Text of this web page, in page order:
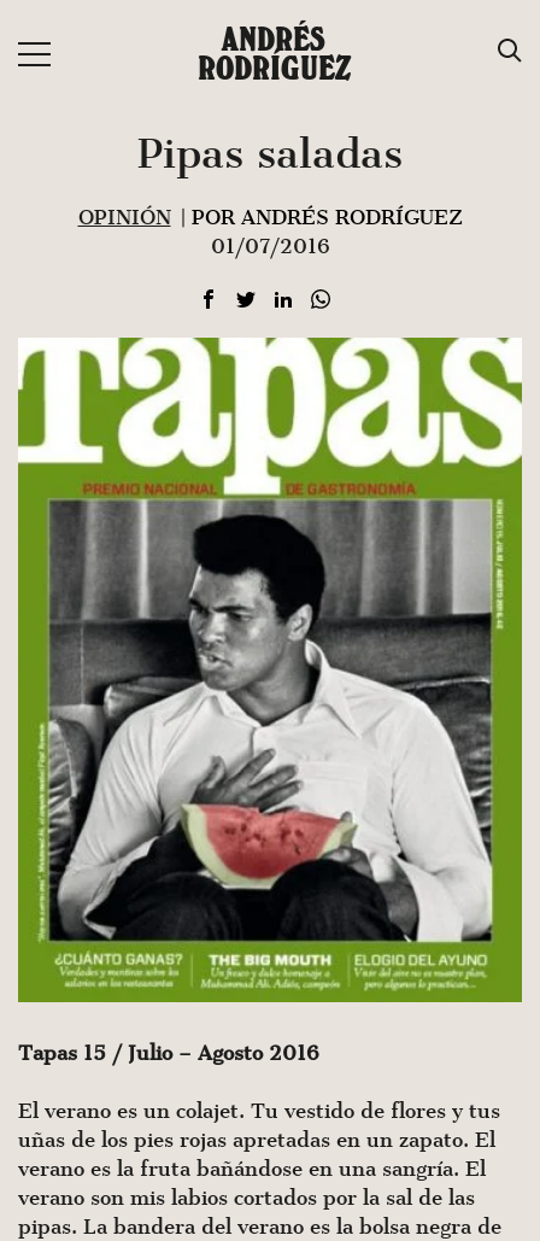
contenido
ANDRÉS
RODRÍGUEZ
Pipas saladas
OPINIÓN
| POR ANDRÉS RODRÍGUEZ
01/07/2016
Tapas 15 / Julio – Agosto 2016
El verano es un colajet. Tu vestido de flores y tus
uñas de los pies rojas apretadas en un zapato. El
verano es la fruta bañándose en una sangría. El
verano son mis labios cortados por la sal de las
pipas. La bandera del verano es la bolsa negra de